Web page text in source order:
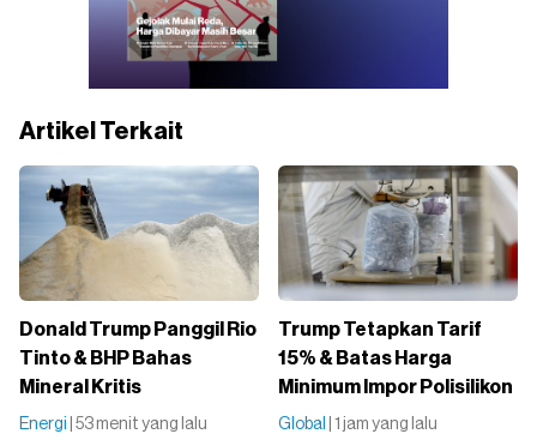
Artikel Terkait
Donald Trump Panggil Rio
Tinto & BHP Bahas
Mineral Kritis
Energi | 53 menit yang lalu
Trump Tetapkan Tarif
15% & Batas Harga
Minimum Impor Polisilikon
Global | 1 jam yang lalu